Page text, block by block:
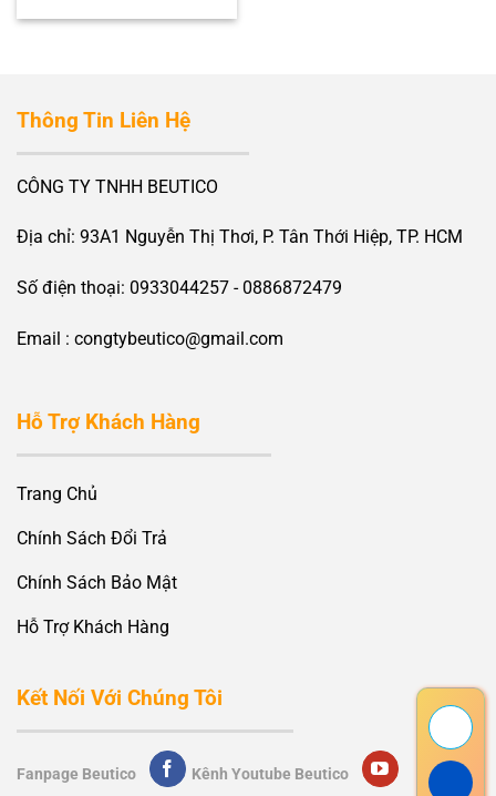
Thông Tin Liên Hệ
CÔNG TY TNHH BEUTICO
Địa chỉ: 93A1 Nguyễn Thị Thơi, P. Tân Thới Hiệp, TP. HCM
Số điện thoại: 0933044257 - 0886872479
Email : congtybeutico@gmail.com
Hỗ Trợ Khách Hàng
Trang Chủ
Chính Sách Đổi Trả
Chính Sách Bảo Mật
Hỗ Trợ Khách Hàng
Kết Nối Với Chúng Tôi
Fanpage Beutico Kênh Youtube Beutico